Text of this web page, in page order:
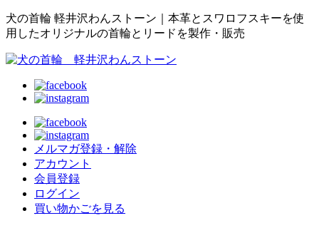
犬の首輪 軽井沢わんストーン｜本革とスワロフスキーを使
用したオリジナルの首輪とリードを製作・販売
メルマガ登録・解除
アカウント
会員登録
ログイン
買い物かごを見る